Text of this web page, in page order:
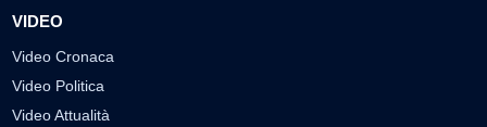
VIDEO
Video Cronaca
Video Politica
Video Attualità